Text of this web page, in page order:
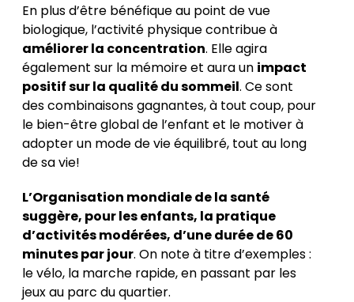
En plus d’être bénéfique au point de vue
biologique, l’activité physique contribue à
améliorer la concentration. Elle agira
également sur la mémoire et aura un impact
positif sur la qualité du sommeil. Ce sont
des combinaisons gagnantes, à tout coup, pour
le bien-être global de l’enfant et le motiver à
adopter un mode de vie équilibré, tout au long
de sa vie!
L’Organisation mondiale de la santé
suggère, pour les enfants, la pratique
d’activités modérées, d’une durée de 60
minutes par jour. On note à titre d’exemples :
le vélo, la marche rapide, en passant par les
jeux au parc du quartier.